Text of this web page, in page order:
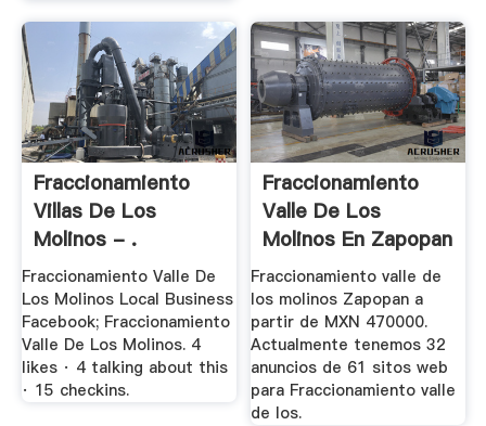
Fraccionamiento
Villas De Los
Molinos - .
Fraccionamiento Valle De
Los Molinos Local Business
Facebook; Fraccionamiento
Valle De Los Molinos. 4
likes · 4 talking about this
· 15 checkins.
Fraccionamiento
Valle De Los
Molinos En Zapopan
Fraccionamiento valle de
los molinos Zapopan a
partir de MXN 470000.
Actualmente tenemos 32
anuncios de 61 sitos web
para Fraccionamiento valle
de los.